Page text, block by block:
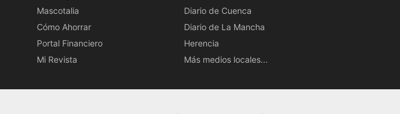
Mascotalia
Cómo Ahorrar
Portal Financiero
Mi Revista
Diario de Cuenca
Diario de La Mancha
Herencia
Más medios locales...